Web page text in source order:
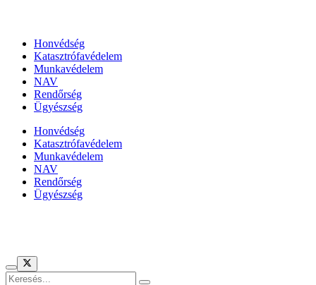
Honvédség
Katasztrófavédelem
Munkavédelem
NAV
Rendőrség
Ügyészség
Honvédség
Katasztrófavédelem
Munkavédelem
NAV
Rendőrség
Ügyészség